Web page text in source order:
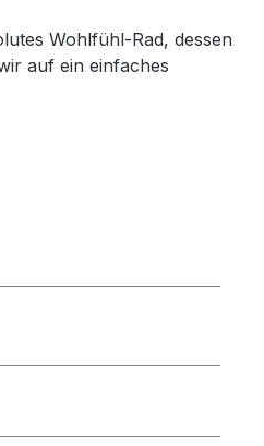
Wohlfühl-Rad, dessen
auf ein einfaches